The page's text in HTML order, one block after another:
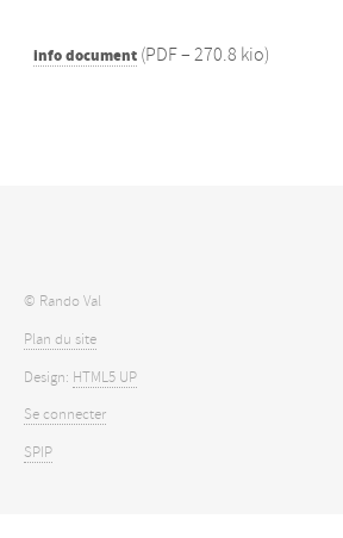
info document (PDF – 270.8 kio)
© Rando Val
Plan du site
Design: HTML5 UP
Se connecter
SPIP